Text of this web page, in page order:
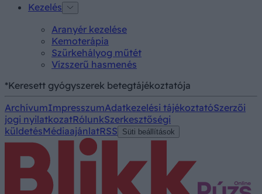
Kezelés
Aranyér kezelése
Kemoterápia
Szürkehályog műtét
Vízszerű hasmenés
*Keresett gyógyszerek betegtájékoztatója
ArchívumImpresszumAdatkezelési tájékoztatóSzerzői
jogi nyilatkozatRólunkSzerkesztőségi
küldetésMédiaajánlatRSS Süti beállítások